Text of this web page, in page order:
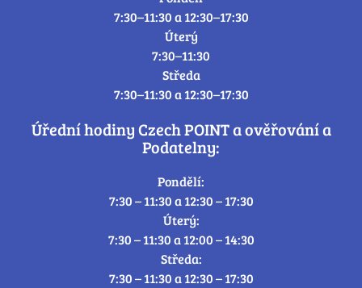
7:30–11:30 a 12:30–17:30
Úterý
7:30–11:30
Středa
7:30–11:30 a 12:30–17:30
Úřední hodiny Czech POINT a ověřování a
Podatelny:
Pondělí:
7:30 – 11:30 a 12:30 – 17:30
Úterý:
7:30 – 11:30 a 12:00 – 14:30
Středa:
7:30 – 11:30 a 12:30 – 17:30